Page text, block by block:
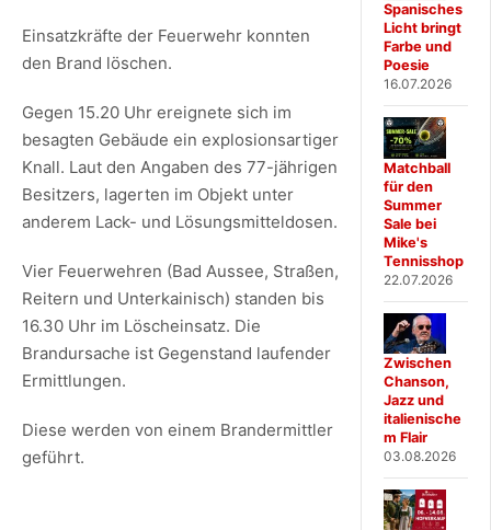
Einsatzkräfte der Feuerwehr konnten
den Brand löschen.
Gegen 15.20 Uhr ereignete sich im
besagten Gebäude ein explosionsartiger
Knall. Laut den Angaben des 77-jährigen
Besitzers, lagerten im Objekt unter
anderem Lack- und Lösungsmitteldosen.
Vier Feuerwehren (Bad Aussee, Straßen,
Reitern und Unterkainisch) standen bis
16.30 Uhr im Löscheinsatz. Die
Brandursache ist Gegenstand laufender
Ermittlungen.
Diese werden von einem Brandermittler
geführt.
Spanisches
Licht bringt
Farbe und
Poesie
16.07.2026
Matchball
für den
Summer
Sale bei
Mike's
Tennisshop
22.07.2026
Zwischen
Chanson,
Jazz und
italienische
m Flair
03.08.2026